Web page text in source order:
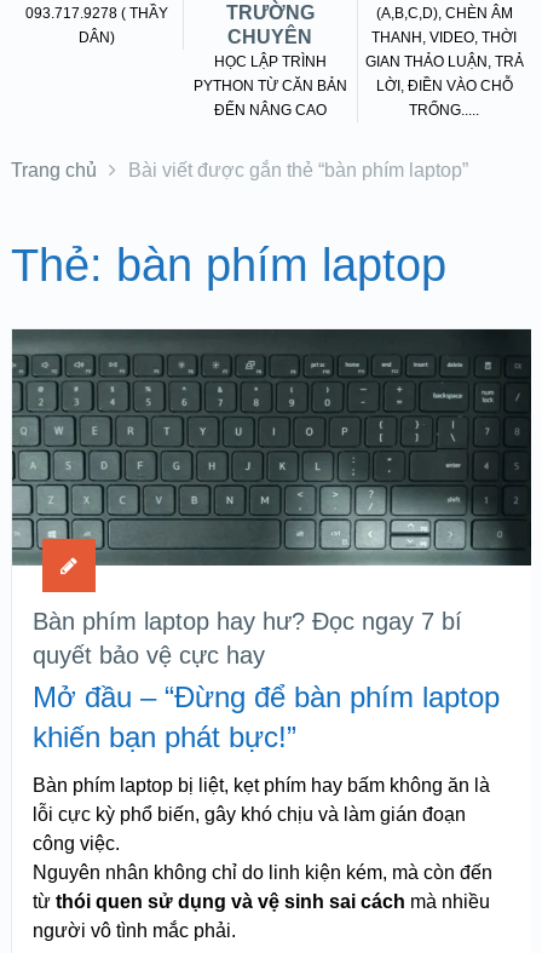
093.717.9278 ( THẦY
DÂN)
TRƯỜNG
CHUYÊN
HỌC LẬP TRÌNH
PYTHON TỪ CĂN BẢN
ĐẾN NÂNG CAO
(A,B,C,D), CHÈN ÂM
THANH, VIDEO, THỜI
GIAN THẢO LUẬN, TRẢ
LỜI, ĐIỀN VÀO CHỖ
TRỐNG.....
Trang chủ Bài viết được gắn thẻ “bàn phím laptop”
Thẻ: bàn phím laptop
Bàn phím laptop hay hư? Đọc ngay 7 bí
quyết bảo vệ cực hay
Mở đầu – “Đừng để bàn phím laptop
khiến bạn phát bực!”
Bàn phím laptop bị liệt, kẹt phím hay bấm không ăn là
lỗi cực kỳ phổ biến, gây khó chịu và làm gián đoạn
công việc.
Nguyên nhân không chỉ do linh kiện kém, mà còn đến
từ thói quen sử dụng và vệ sinh sai cách mà nhiều
người vô tình mắc phải.